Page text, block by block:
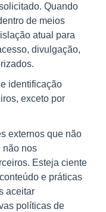
Quando
de meios
atual para
divulgação,
identificação
exceto por
externos que não
não nos
Esteja ciente
e práticas
aceitar
políticas de